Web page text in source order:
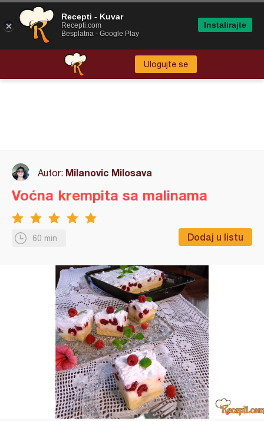
Ulogujte se
Autor: Milanovic Milosava
60 min Dodaj u listu
Voćna krempita sa malinama
Recepti - Kuvar
Recepti.com
Besplatna - Google Play
Instalirajte